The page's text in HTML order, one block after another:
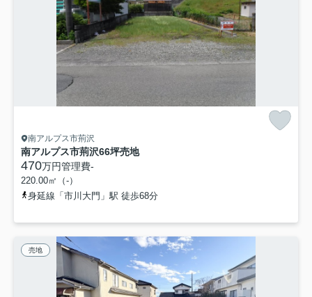
南アルプス市荊沢
南アルプス市荊沢66坪売地
470万円管理費-
220.00㎡（-）
身延線「市川大門」駅 徒歩68分
売地